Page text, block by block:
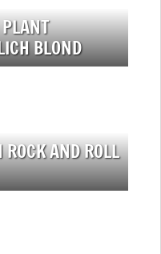
BLOND
AND ROLL